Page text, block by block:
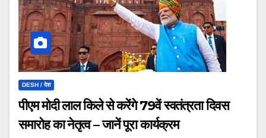
DESH / देश
पीएम मोदी लाल किले से करेंगे 79वें स्वतंत्रता दिवस
समारोह का नेतृत्व – जानें पूरा कार्यक्रम